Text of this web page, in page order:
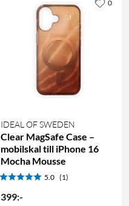
IDEAL OF SWEDEN
Clear MagSafe Case –
mobilskal till iPhone 16
Mocha Mousse
5.0 (1)
399:-
0